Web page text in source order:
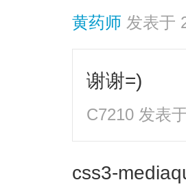
黄药师 发表于
谢谢=)
C7210 发表
css3-